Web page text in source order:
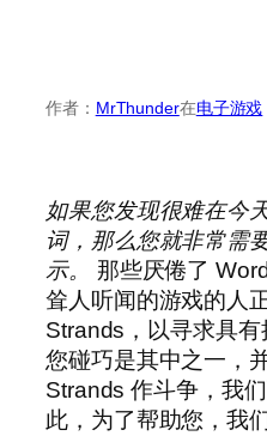
作者： MrThunder在电子游戏
如果您发现很难在今
词，那么您就非常需
示。 那些厌倦了
耸人听闻的游戏的人
Strands，以寻求具
您碰巧是其中之一，
Strands 作斗争，我
此，为了帮助您，我